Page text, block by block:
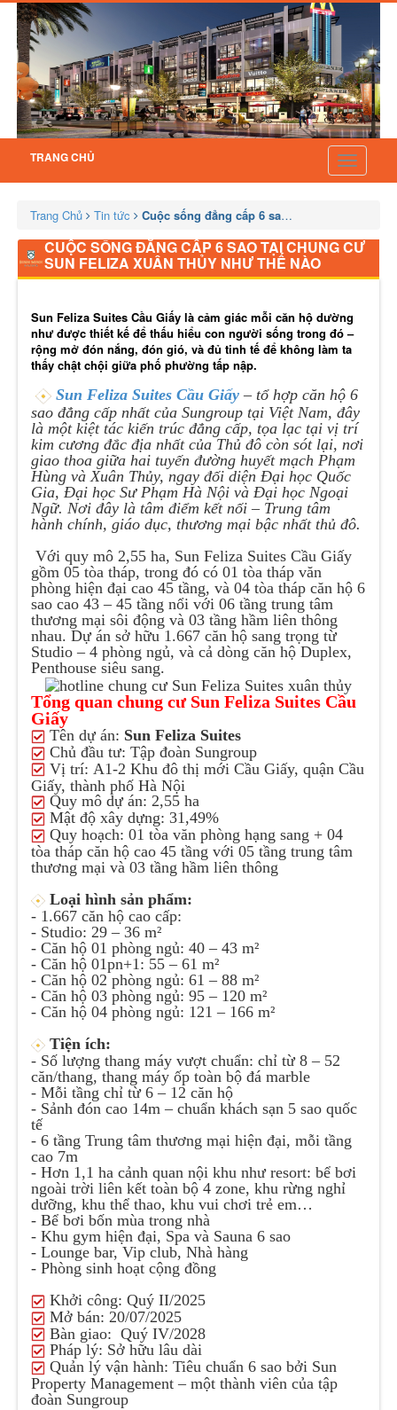
Toggle
TRANG CHỦ
Trang Chủ Tin tức Cuộc sống đẳng cấp 6 sao tại chung cư Sun
CUỘC SỐNG ĐẲNG CẤP 6 SAO TẠI CHUNG CƯ
SUN FELIZA XUÂN THỦY NHƯ THẾ NÀO
Sun Feliza Suites Cầu Giấy là cảm giác mỗi căn hộ dường
như được thiết kế để thấu hiểu con người sống trong đó –
rộng mở đón nắng, đón gió, và đủ tinh tế để không làm ta
thấy chật chội giữa phố phường tấp nập.
Sun Feliza Suites Cầu Giấy – tổ hợp căn hộ 6
sao đẳng cấp nhất của Sungroup tại Việt Nam, đây
là một kiệt tác kiến trúc đẳng cấp, tọa lạc tại vị trí
kim cương đắc địa nhất của Thủ đô còn sót lại, nơi
giao thoa giữa hai tuyến đường huyết mạch Phạm
Hùng và Xuân Thủy, ngay đối diện Đại học Quốc
Gia, Đại học Sư Phạm Hà Nội và Đại học Ngoại
Ngữ. Nơi đây là tâm điểm kết nối – Trung tâm
hành chính, giáo dục, thương mại bậc nhất thủ đô.
Với quy mô 2,55 ha, Sun Feliza Suites Cầu Giấy
gồm 05 tòa tháp, trong đó có 01 tòa tháp văn
phòng hiện đại cao 45 tầng, và 04 tòa tháp căn hộ 6
sao cao 43 – 45 tầng nổi với 06 tầng trung tâm
thương mại sôi động và 03 tầng hầm liên thông
nhau. Dự án sở hữu 1.667 căn hộ sang trọng từ
Studio – 4 phòng ngủ, và cả dòng căn hộ Duplex,
Penthouse siêu sang.
Tổng quan chung cư Sun Feliza Suites Cầu
Giấy
Tên dự án: Sun Feliza Suites
Chủ đầu tư: Tập đoàn Sungroup
Vị trí: A1-2 Khu đô thị mới Cầu Giấy, quận Cầu
Giấy, thành phố Hà Nội
Quy mô dự án: 2,55 ha
Mật độ xây dựng: 31,49%
Quy hoạch: 01 tòa văn phòng hạng sang + 04
tòa tháp căn hộ cao 45 tầng với 05 tầng trung tâm
thương mại và 03 tầng hầm liên thông
Loại hình sản phẩm:
- 1.667 căn hộ cao cấp:
- Studio: 29 – 36 m²
- Căn hộ 01 phòng ngủ: 40 – 43 m²
- Căn hộ 01pn+1: 55 – 61 m²
- Căn hộ 02 phòng ngủ: 61 – 88 m²
- Căn hộ 03 phòng ngủ: 95 – 120 m²
- Căn hộ 04 phòng ngủ: 121 – 166 m²
Tiện ích:
- Số lượng thang máy vượt chuẩn: chỉ từ 8 – 52
căn/thang, thang máy ốp toàn bộ đá marble
-Mỗi tầng chỉ từ 6 – 12 căn hộ
- Sảnh đón cao 14m – chuẩn khách sạn 5 sao quốc
tế
-6 tầng Trung tâm thương mại hiện đại, mỗi tầng
cao 7m
-Hơn 1,1 ha cảnh quan nội khu như resort: bể bơi
ngoài trời liên kết toàn bộ 4 zone, khu rừng nghỉ
dưỡng, khu thể thao, khu vui chơi trẻ em…
-Bể bơi bốn mùa trong nhà
-Khu gym hiện đại, Spa và Sauna 6 sao
-Lounge bar, Vip club, Nhà hàng
-Phòng sinh hoạt cộng đồng
Khởi công: Quý II/2025
Mở bán: 20/07/2025
Bàn giao: Quý IV/2028
Pháp lý: Sở hữu lâu dài
Quản lý vận hành: Tiêu chuẩn 6 sao bởi Sun
Property Management – một thành viên của tập
đoàn Sungroup